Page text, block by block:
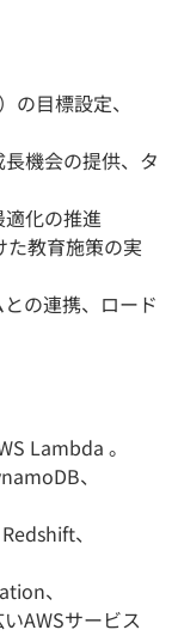
の目標設定、
機会の提供、タ
化の推進
た教育施策の実
の連携、ロード
Lambda 。
、
、
、
AWSサービス